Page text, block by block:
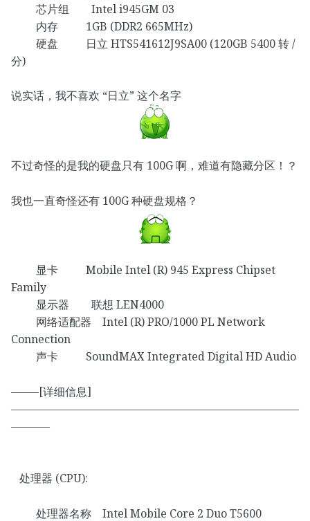
芯片组 Intel i945GM 03
内存 1GB (DDR2 665MHz)
硬盘 日立 HTS541612J9SA00 (120GB 5400 转 /
分)
说实话，我不喜欢 “日立” 这个名字
不过奇怪的是我的硬盘只有 100G 啊，难道有隐藏分区！？
我也一直奇怪还有 100G 种硬盘规格？
显卡 Mobile Intel (R) 945 Express Chipset
Family
显示器 联想 LEN4000
网络适配器 Intel (R) PRO/1000 PL Network
Connection
声卡 SoundMAX Integrated Digital HD Audio
——–[详细信息]
——————————————————————————
———–
处理器 (CPU):
处理器名称 Intel Mobile Core 2 Duo T5600